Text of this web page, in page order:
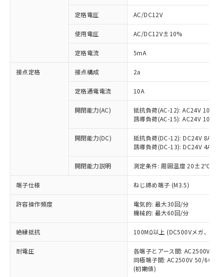
定格電圧 AC/DC12V
使用電圧 AC/DC12V±10%
定格電流 5mA
接点定格 接点構成 2a
定格通電電流 10A
開閉能力(AC)
抵抗負荷(AC-12): AC24V 10A/
誘導負荷(AC-15): AC24V
開閉能力(DC)
抵抗負荷(DC-12): DC24V 8A/
誘導負荷(DC-13): DC24V 4A/
開閉能力説明 測定条件: 周囲温度 20±2℃、
端子仕様 ねじ締め端子 (M3.5)
許容操作頻度
電気的: 最大30回/分
機械的: 最大60回/分
絶縁抵抗 100MΩ以上 (DC500Vメガ、点
耐電圧
各端子とアース間: AC2500V
同極端子間: AC2500V 50/
(初期値)
ご利用条件
以下の条件をお読みいただき、同意のうえ
ご利用ください。
本サービスは、当社制御機器事業取扱
商品の当社在庫状況および標準価格
(税抜)を提供させていただくもので
当社制御機器事業取扱商品の中には、
本サービスの対象外となる商品もある
ことをご了承ください。
在庫状況および標準価格照会結果は、
記載している更新日時点での社内デー
タに基づき作成されるものであり、閲
覧された時点での実際の在庫および標
準価格とは異なる場合があることをご
※1 対応状況
対応済み：EU RoHS指令（10物質）の
非含有に対応した製品が提供可能な商品で
す。
対応予定：EU RoHS指令（10物質）の非含
有に対応した製品に切り替える予定のある
対応予定なし：EU RoHS指令（10物質）の
非含有に非対応の商品で、対応品を出す予
定はありません。
調査・確認中：EU RoHS指令（10物質）の
非含有の対応状況を調査中または確認中の
非該当品：ライセンス料など無形物で、有
害物質有無と関係のない商品です。
仕入先様の事情により、非含有部品として
いたものが、含有品と判明した場合などや
むを得ず変更することがあります。
六価クロム(Cr(Ⅵ)) 1000ppm以下、ポリ臭化ビフェニル
類(PBB) 1000ppm以下、ポリ臭化ジフェニルエーテル類
「○」：最大均質材料含有率が中国RoHSの
基準値以下であることを示します。
「×」：最大均質材料含有率が中国RoHSの
基準値を超えていることを示します。
「－」：未確認です。当社販売部門へお問
*中国RoHS10物質の基準値 (GB/T26572)：
Pb(鉛) :1000ppm、 Hg(水銀) : 1000ppm、 Cd(カドミウ
Cr(Ⅵ)(六価クロム) : 1000ppm、 PBBs(ポリ臭化ビフェ
当社は、これら貴社製品のうち、外国
為替および外国貿易法に定める商品
（以下｢規制貨物等」という）を輸出
または国外への提供する場合は、日本
国政府の輸出許可(または役務取引許
可)を取得するなどの必要な手続きを